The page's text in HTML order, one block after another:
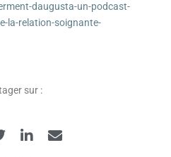
daugusta-un-podcast-
la-relation-soignante-
sur :